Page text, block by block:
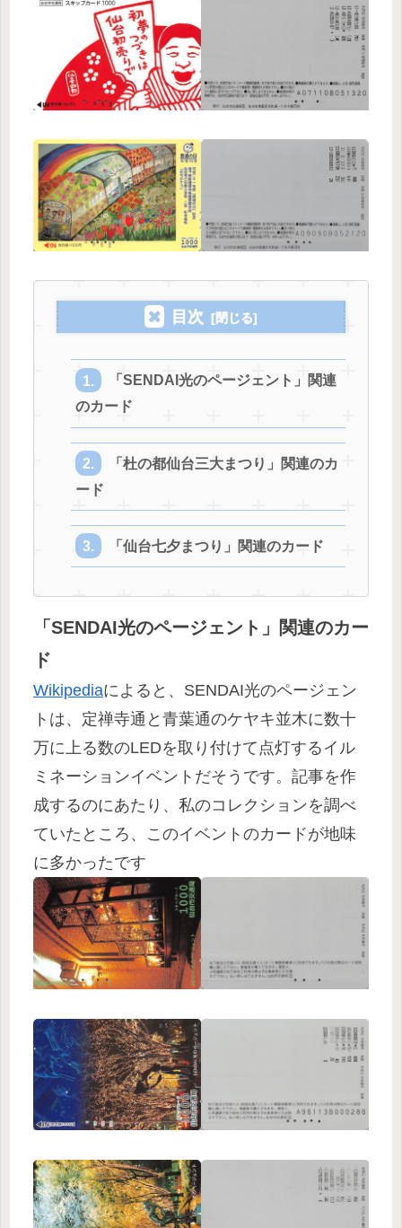
目次
「SENDAI光のページェント」関連
のカード
「杜の都仙台三大まつり」関連のカ
ード
「仙台七夕まつり」関連のカード
「SENDAI光のページェント」関連のカー
ド
Wikipediaによると、SENDAI光のページェン
トは、定禅寺通と青葉通のケヤキ並木に数十
万に上る数のLEDを取り付けて点灯するイル
ミネーションイベントだそうです。記事を作
成するのにあたり、私のコレクションを調べ
ていたところ、このイベントのカードが地味
に多かったです